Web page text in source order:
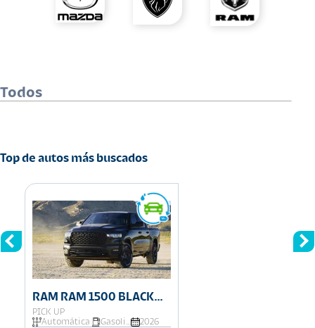
Todos
Top de autos más buscados
RAM RAM 1500 BLACK
EXPRESS
PICK UP
Automática
Gasolina 2026